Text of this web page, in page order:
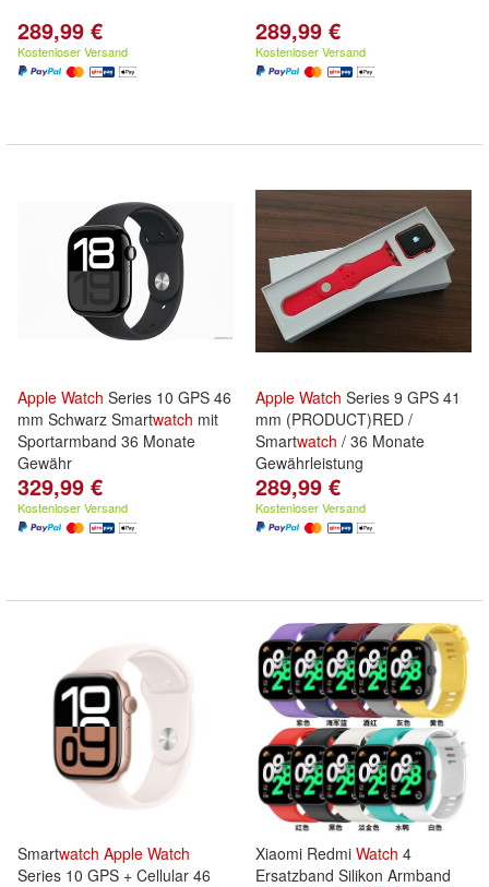
289,99 €
Kostenloser Versand
289,99 €
Kostenloser Versand
Apple Watch Series 10 GPS 46
mm Schwarz Smartwatch mit
Sportarmband 36 Monate
Gewähr
329,99 €
Kostenloser Versand
Apple Watch Series 9 GPS 41
mm (PRODUCT)RED /
Smartwatch / 36 Monate
Gewährleistung
289,99 €
Kostenloser Versand
Smartwatch Apple Watch
Series 10 GPS + Cellular 46
Xiaomi Redmi Watch 4
Ersatzband Silikon Armband